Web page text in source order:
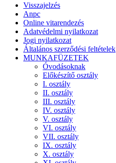
Visszajelzés
Anpc
Online vitarendezés
Adatvédelmi nyilatkozat
Jogi nyilatkozat
Általános szerződési feltételek
MUNKAFÜZETEK
Óvodásoknak
Előkészítő osztály
I. osztály
II. osztály
III. osztály
IV. osztály
V. osztály
VI. osztály
VII. osztály
IX. osztály
X. osztály